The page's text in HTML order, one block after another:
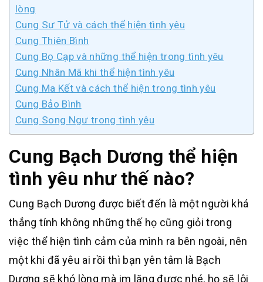
lòng
Cung Sư Tử và cách thể hiện tình yêu
Cung Thiên Bình
Cung Bọ Cạp và những thể hiện trong tình yêu
Cung Nhân Mã khi thể hiện tình yêu
Cung Ma Kết và cách thể hiện trong tình yêu
Cung Bảo Bình
Cung Song Ngư trong tình yêu
Cung Bạch Dương thể hiện
tình yêu như thế nào?
Cung Bạch Dương được biết đến là một người khá
thẳng tính không những thế họ cũng giỏi trong
việc thể hiện tình cảm của mình ra bên ngoài, nên
một khi đã yêu ai rồi thì bạn yên tâm là Bạch
Dương sẽ khó lòng mà im lặng được nhé, họ sẽ lôi